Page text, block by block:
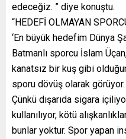
edeceğiz. ” diye konuştu.
“HEDEFİ OLMAYAN
‘En büyük hedefim Dünya
Batmanlı sporcu İslam
kanatsız bir kuş gibi
sporu dövüş olarak görüyor.
Çünkü dışarıda sigara
kullanılıyor, kötü
bunlar yoktur. Spor yapan